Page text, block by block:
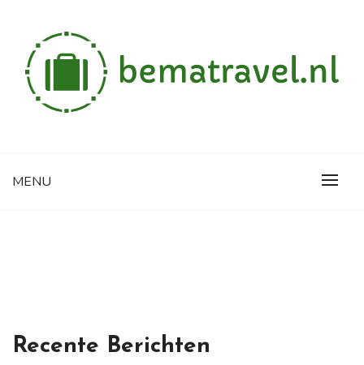
content
MENU
Recente Berichten